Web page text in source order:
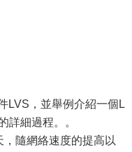
LVS，並舉例介紹一個L
詳細過程。。
隨網絡速度的提高以